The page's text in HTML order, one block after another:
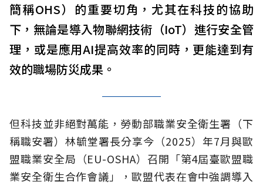
簡稱OHS）的重要切角，尤其在科技的協助
下，無論是導入物聯網技術（IoT）進行安全管
理，或是應用AI提高效率的同時，更能達到有
效的職場防災成果。
但科技並非絕對萬能，勞動部職業安全衛生署（下
稱職安署）林毓堂署長分享今（2025）年7月與歐
盟職業安全局（EU-OSHA）召開「第4屆臺歐盟職
業安全衛生合作會議」，歐盟代表在會中強調導入